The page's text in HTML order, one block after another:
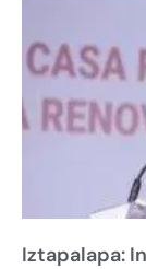
Iztapalapa: